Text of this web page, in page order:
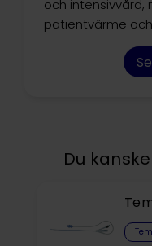
och intensivvård,
patientvärme
Du